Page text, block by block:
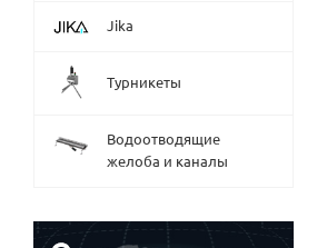
Jika
Турникеты
Водоотводящие
желоба и каналы